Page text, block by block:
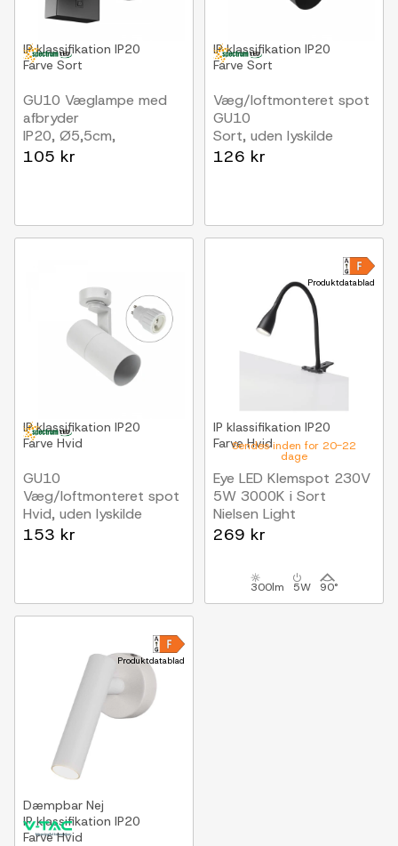
IP klassifikation IP20
Farve Sort
GU10 Væglampe med
afbryder
IP20, Ø5,5cm,
5,5x10cm, Sort, Rund,
105 kr
IP klassifikation IP20
Farve Sort
Væg/loftmonteret spot
GU10
Sort, uden lyskilde
126 kr
IP klassifikation IP20
Farve Hvid
GU10
Væg/loftmonteret spot
Hvid, uden lyskilde
153 kr
Produktdatablad
Sendes inden for 20-22
dage
IP klassifikation IP20
FarveHvid
Eye LED Klemspot 230V
5W 3000K i Sort
Nielsen Light
269 kr
300lm 5W 90°
Produktdatablad
Dæmpbar Nej
IP klassifikation IP20
FarveHvid